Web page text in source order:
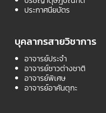
ประกาศนียบัตร
บุคลากรสายวิชาการ
อาจารย์ประจำ
อาจารย์ชาวต่างชาติ
อาจารย์พิเศษ
อาจารย์อาคันตุกะ